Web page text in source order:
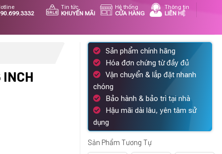
Tin tức
KHUYẾN MÃI
Hệ thống
CỬA HÀNG
Thông tin
LIÊN HỆ
Sản phẩm chính hãng
Hóa đơn chứng từ đầy đủ
Vận chuyển & lắp đặt nhanh
chóng
Bảo hành & bảo trì tại nhà
Hậu mãi dài lâu, yên tâm sử
dụng
Sản Phẩm Tương Tự